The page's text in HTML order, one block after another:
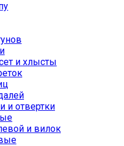
и хлысты
и отвертки
и вилок